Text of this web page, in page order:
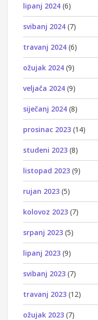
lipanj 2024 (6)
svibanj 2024 (7)
travanj 2024 (6)
ožujak 2024 (9)
veljača 2024 (9)
siječanj 2024 (8)
prosinac 2023 (14)
studeni 2023 (8)
listopad 2023 (9)
rujan 2023 (5)
kolovoz 2023 (7)
srpanj 2023 (5)
lipanj 2023 (9)
svibanj 2023 (7)
travanj 2023 (12)
ožujak 2023 (7)